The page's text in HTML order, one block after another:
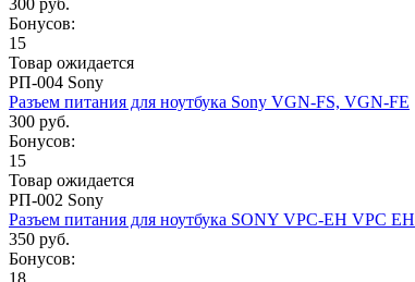
Бонусов:
15
Товар ожидается
РП-004 Sony
Разъем питания для ноутбука Sony VGN-FS, VGN-FE
300 руб.
Бонусов:
15
Товар ожидается
РП-002 Sony
Разъем питания для ноутбука SONY VPC-EH VPC EH
350 руб.
Бонусов:
18